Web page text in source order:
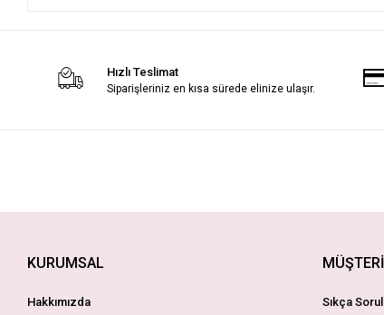
Hızlı Teslimat
Siparişleriniz en kısa sürede elinize ulaşır.
KURUMSAL
Hakkımızda Sıkça